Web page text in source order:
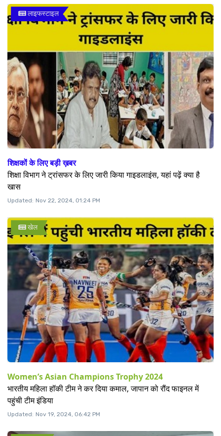
लाइफस्टाइल
शिक्षकों के लिए बड़ी ख़बर
शिक्षा विभाग ने ट्रांसफर के लिए जारी किया गाइडलाइंस, यहां पढ़ें क्या है
खास
Updated: Nov 22, 2024, 01:24 PM
खेल
Women’s Asian Champions Trophy 2024
भारतीय महिला हॉकी टीम ने कर दिया कमाल, जापान को रौंद फाइनल में
पहुंची टीम इंडिया
Updated: Nov 19, 2024, 06:42 PM